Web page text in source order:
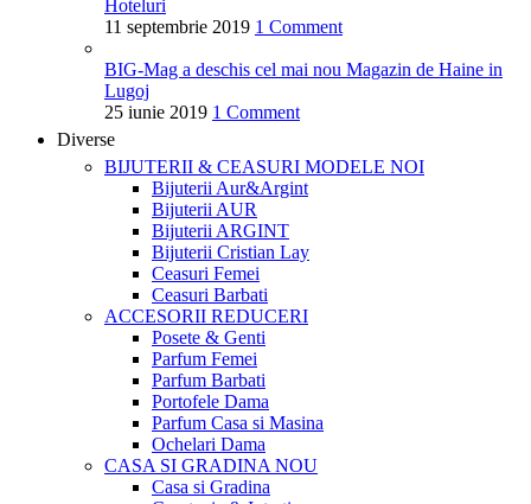
Hoteluri
11 septembrie 2019 1 Comment
BIG-Mag a deschis cel mai nou Magazin de Haine in
Lugoj
25 iunie 2019 1 Comment
Diverse
BIJUTERII & CEASURI MODELE NOI
Bijuterii Aur&Argint
Bijuterii AUR
Bijuterii ARGINT
Bijuterii Cristian Lay
Ceasuri Femei
Ceasuri Barbati
ACCESORII REDUCERI
Posete & Genti
Parfum Femei
Parfum Barbati
Portofele Dama
Parfum Casa si Masina
Ochelari Dama
CASA SI GRADINANOU
Casa si Gradina